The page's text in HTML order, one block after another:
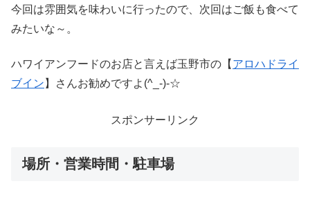
今回は雰囲気を味わいに行ったので、次回はご飯も食べて
みたいな～。
ハワイアンフードのお店と言えば玉野市の【 アロハドライ
ブイン 】さんお勧めですよ(^_-)-☆
スポンサーリンク
場所・営業時間・駐車場